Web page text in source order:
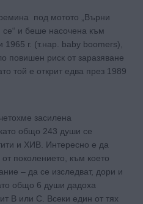
под мотото „Върни
и беше насочена към
г. (т.нар. baby boomers),
повишен риск от заразяване
той е открит едва през 1989
засилена
общо 243 души се
и ХИВ. Интересно е да
поколението, към което
– да се изследват, дори и
общо 6 души дадоха
В или С. Всеки един от тях